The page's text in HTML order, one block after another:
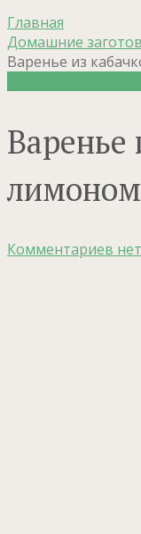
Главная
Домашние
Варенье из
Варенье
Комментариев нет